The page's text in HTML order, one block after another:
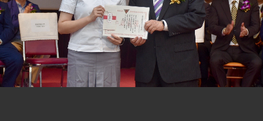
總統與五院院長新春茶敘 盼化分歧為團結、為
國家邁出合作第一步
總統農曆春節談話
台美貿易協議完成簽署達成6大目標、創5大歷史
性突破 總統強調將以3大面向加速臺灣經濟轉型
升級 籲請立院全力支持並盡速通過
臺美簽署「對等貿易協定」確立對等關稅15%且不
疊加 我輸美2072項產品豁免對等關稅